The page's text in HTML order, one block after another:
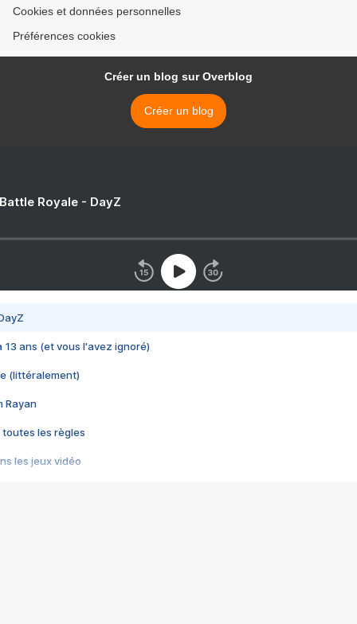
Cookies et données personnelles
Préférences cookies
Créer un blog sur Overblog
Créer un blog
Royale - DayZ
13 ans (et vous l'avez ignoré)
(littéralement)
Rayan
toutes les règles
les jeux vidéo